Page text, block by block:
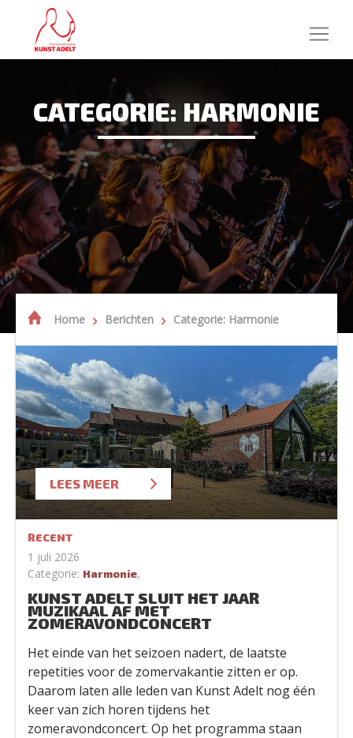
CATEGORIE: HARMONIE
Home Berichten Categorie: Harmonie
RECENT
1 juli 2026
Categorie: Harmonie,
KUNST ADELT SLUIT HET JAAR
MUZIKAAL AF MET
ZOMERAVONDCONCERT
Het einde van het seizoen nadert, de laatste
repetities voor de zomervakantie zitten er op.
Daarom laten alle leden van Kunst Adelt nog één
keer van zich horen tijdens het
zomeravondconcert. Op het programma staan
LEES MEER